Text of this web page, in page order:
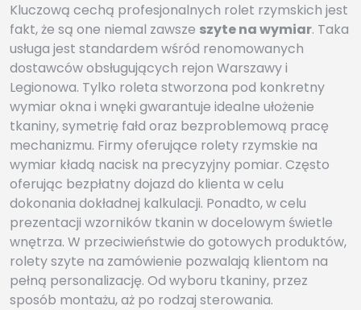
Kluczową cechą profesjonalnych rolet rzymskich jest
fakt, że są one niemal zawsze szyte na wymiar. Taka
usługa jest standardem wśród renomowanych
dostawców obsługujących rejon Warszawy i
Legionowa. Tylko roleta stworzona pod konkretny
wymiar okna i wnęki gwarantuje idealne ułożenie
tkaniny, symetrię fałd oraz bezproblemową pracę
mechanizmu. Firmy oferujące rolety rzymskie na
wymiar kładą nacisk na precyzyjny pomiar. Często
oferując bezpłatny dojazd do klienta w celu
dokonania dokładnej kalkulacji. Ponadto, w celu
prezentacji wzorników tkanin w docelowym świetle
wnętrza. W przeciwieństwie do gotowych produktów,
rolety szyte na zamówienie pozwalają klientom na
pełną personalizację. Od wyboru tkaniny, przez
sposób montażu, aż po rodzaj sterowania.